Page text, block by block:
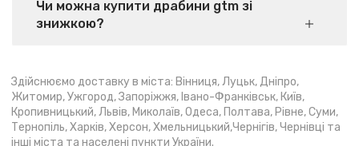
Чи можна купити драбини gtm зі
знижкою?
Здійснюємо доставку в міста: Вінниця, Луцьк, Дніпро,
Житомир, Ужгород, Запоріжжя, Івано-Франківськ, Київ,
Кропивницький, Львів, Миколаїв, Одеса, Полтава, Рівне, Суми,
Тернопіль, Харків, Херсон, Хмельницький,Чернігів, Чернівці та
інші міста та населені пункти України.